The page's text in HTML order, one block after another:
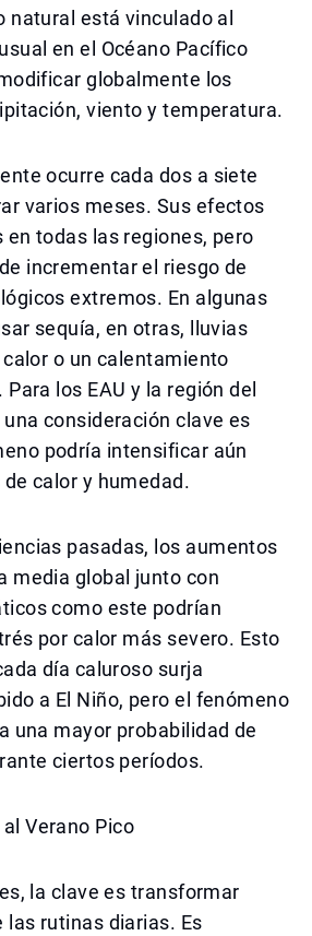
natural está vinculado al
en el Océano Pacífico
globalmente los
viento y temperatura.
ocurre cada dos a siete
varios meses. Sus efectos
en todas las regiones, pero
incrementar el riesgo de
extremos. En algunas
sequía, en otras, lluvias
o un calentamiento
los EAU y la región del
consideración clave es
podría intensificar aún
calor y humedad.
pasadas, los aumentos
media global junto con
como este podrían
por calor más severo. Esto
día caluroso surja
a El Niño, pero el fenómeno
una mayor probabilidad de
ciertos períodos.
Verano Pico
la clave es transformar
rutinas diarias. Es